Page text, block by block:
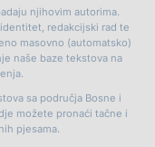
05.08
05.08
05.08
6 404
6 342
srce zna 5 882
njihovim autorima.
redakcijski rad te
masovno (automatsko)
naše baze tekstova na
sa područja Bosne i
možete pronaći tačne i
pjesama.